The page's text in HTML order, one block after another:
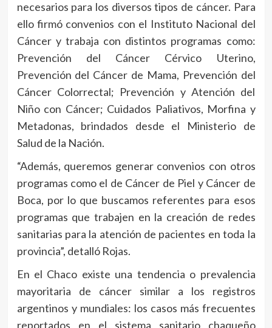
necesarios para los diversos tipos de cáncer. Para
ello firmó convenios con el Instituto Nacional del
Cáncer y trabaja con distintos programas como:
Prevención del Cáncer Cérvico Uterino,
Prevención del Cáncer de Mama, Prevención del
Cáncer Colorrectal; Prevención y Atención del
Niño con Cáncer; Cuidados Paliativos, Morfina y
Metadonas, brindados desde el Ministerio de
Salud de la Nación.
“Además, queremos generar convenios con otros
programas como el de Cáncer de Piel y Cáncer de
Boca, por lo que buscamos referentes para esos
programas que trabajen en la creación de redes
sanitarias para la atención de pacientes en toda la
provincia”, detalló Rojas.
En el Chaco existe una tendencia o prevalencia
mayoritaria de cáncer similar a los registros
argentinos y mundiales: los casos más frecuentes
reportados en el sistema sanitario chaqueño